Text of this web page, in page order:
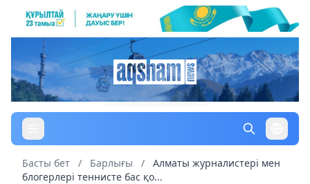
Басты бет / Барлығы /
Алматы журналистері мен
блогерлері теннисте бас қо...